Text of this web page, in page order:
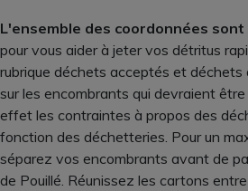
L'ensemble des coordonnées
pour vous aider à jeter vos détritus
rubrique déchets acceptés et déchets
sur les encombrants qui devraient
effet les contraintes à propos des
fonction des déchetteries. Pour un
séparez vos encombrants avant de
de Pouillé. Réunissez les cartons